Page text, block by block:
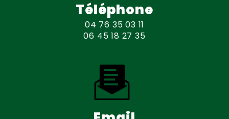
Téléphone
04 76 35 03 11
06 45 18 27 35